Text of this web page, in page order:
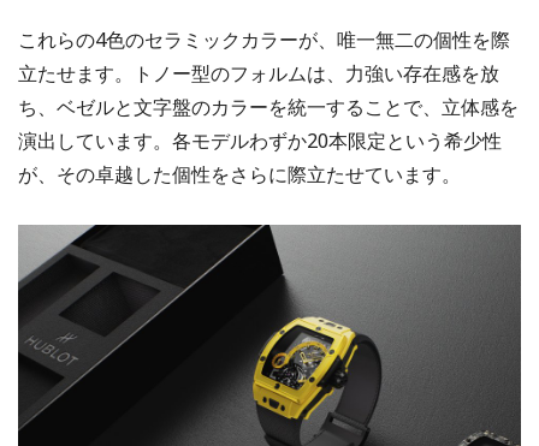
これらの4色のセラミックカラーが、唯一無二の個性を際
立たせます。トノー型のフォルムは、力強い存在感を放
ち、ベゼルと文字盤のカラーを統一することで、立体感を
演出しています。各モデルわずか20本限定という希少性
が、その卓越した個性をさらに際立たせています。